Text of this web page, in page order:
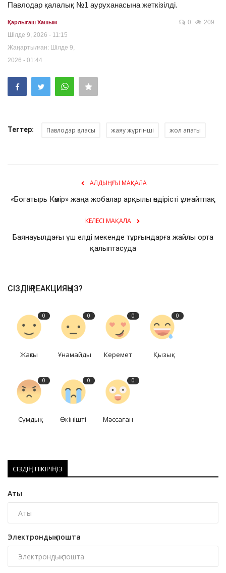
Павлодар қалалық №1 ауруханасына жеткізілді.
Қарлығаш Хашым
Шілде 9, 2026 - 11:15
Жаңартылған: Шілде 9,
2026 - 01:44
0 209
Тегтер: Павлодар қаласы жаяу жүргінші жол апаты
АЛДЫҢҒЫ МАҚАЛА
«Богатырь Көмір» жаңа жобалар арқылы өндірісті ұлғайтпақ
КЕЛЕСІ МАҚАЛА
Баянауылдағы үш елді мекенде тұрғындарға жайлы орта
қалыптасуда
СІЗДІҢ РЕАКЦИЯҢЫЗ?
0
Жақсы
0
Ұнамайды
0
Керемет
0
Қызық
0
Сұмдық
0
Өкінішті
0
Мәссаған
СІЗДІҢ ПІКІРІҢІЗ
Аты
Электрондық пошта